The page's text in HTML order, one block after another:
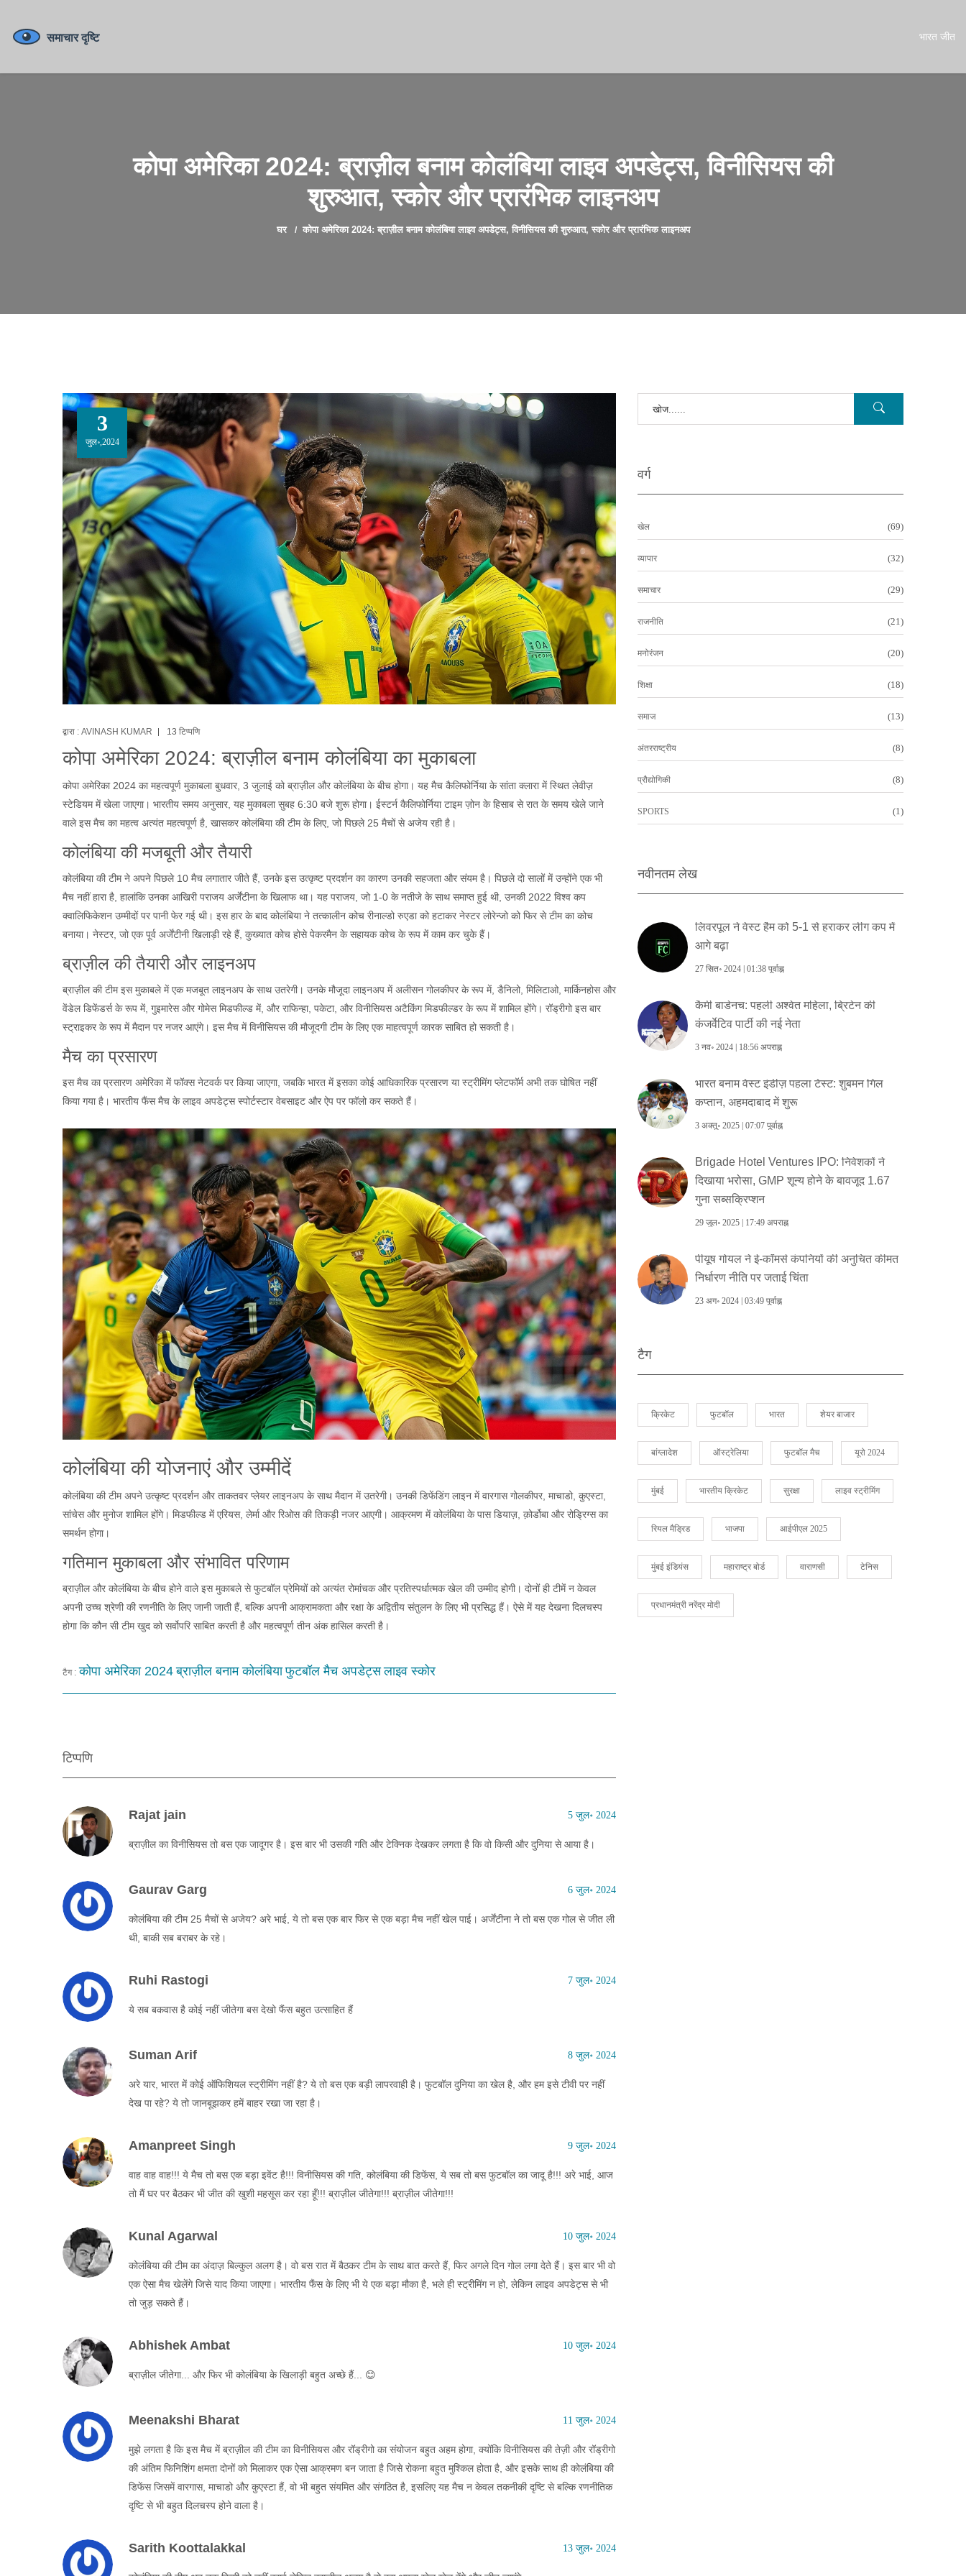
भारत जीत
कोपा अमेरिका 2024: ब्राज़ील बनाम कोलंबिया लाइव अपडेट्स, विनीसियस की
शुरुआत, स्कोर और प्रारंभिक लाइनअप
घर कोपा अमेरिका 2024: ब्राज़ील बनाम कोलंबिया लाइव अपडेट्स, विनीसियस की शुरुआत, स्कोर और प्रारंभिक लाइनअप
3
जुल॰,2024
द्वारा : AVINASH KUMAR 13 टिप्पणि
कोपा अमेरिका 2024: ब्राज़ील बनाम कोलंबिया का मुकाबला
कोपा अमेरिका 2024 का महत्वपूर्ण मुकाबला बुधवार, 3 जुलाई को ब्राज़ील और कोलंबिया के बीच होगा। यह मैच कैलिफोर्निया के सांता क्लारा में स्थित लेवीज़
स्टेडियम में खेला जाएगा। भारतीय समय अनुसार, यह मुकाबला सुबह 6:30 बजे शुरू होगा। ईस्टर्न कैलिफोर्निया टाइम ज़ोन के हिसाब से रात के समय खेले जाने
वाले इस मैच का महत्व अत्यंत महत्वपूर्ण है, खासकर कोलंबिया की टीम के लिए, जो पिछले 25 मैचों से अजेय रही है।
कोलंबिया की मजबूती और तैयारी
कोलंबिया की टीम ने अपने पिछले 10 मैच लगातार जीते हैं, उनके इस उत्कृष्ट प्रदर्शन का कारण उनकी सहजता और संयम है। पिछले दो सालों में उन्होंने एक भी
मैच नहीं हारा है, हालांकि उनका आखिरी पराजय अर्जेंटीना के खिलाफ था। यह पराजय, जो 1-0 के नतीजे के साथ समाप्त हुई थी, उनकी 2022 विश्व कप
क्वालिफिकेशन उम्मीदों पर पानी फेर गई थी। इस हार के बाद कोलंबिया ने तत्कालीन कोच रीनाल्डो रुएडा को हटाकर नेस्टर लोरेन्जो को फिर से टीम का कोच
बनाया। नेस्टर, जो एक पूर्व अर्जेंटीनी खिलाड़ी रहे हैं, कुख्यात कोच होसे पेकरमैन के सहायक कोच के रूप में काम कर चुके हैं।
ब्राज़ील की तैयारी और लाइनअप
ब्राज़ील की टीम इस मुकाबले में एक मजबूत लाइनअप के साथ उतरेगी। उनके मौजूदा लाइनअप में अलीसन गोलकीपर के रूप में, डैनिलो, मिलिटाओ, मार्किनहोस और
वेंडेल डिफेंडर्स के रूप में, गुइमारेस और गोमेस मिडफील्ड में, और राफिन्हा, पकेटा, और विनीसियस अटैकिंग मिडफील्डर के रूप में शामिल होंगे। रॉड्रीगो इस बार
स्ट्राइकर के रूप में मैदान पर नजर आएंगे। इस मैच में विनीसियस की मौजूदगी टीम के लिए एक माहत्वपूर्ण कारक साबित हो सकती है।
मैच का प्रसारण
इस मैच का प्रसारण अमेरिका में फॉक्स नेटवर्क पर किया जाएगा, जबकि भारत में इसका कोई आधिकारिक प्रसारण या स्ट्रीमिंग प्लेटफॉर्म अभी तक घोषित नहीं
किया गया है। भारतीय फैंस मैच के लाइव अपडेट्स स्पोर्टस्टार वेबसाइट और ऐप पर फॉलो कर सकते हैं।
कोलंबिया की योजनाएं और उम्मीदें
कोलंबिया की टीम अपने उत्कृष्ट प्रदर्शन और ताकतवर प्लेयर लाइनअप के साथ मैदान में उतरेगी। उनकी डिफेंडिंग लाइन में वारगास गोलकीपर, माचाडो, कुएस्टा,
सांचेस और मुनोज शामिल होंगे। मिडफील्ड में एरियस, लेर्मा और रिओस की तिकड़ी नजर आएगी। आक्रमण में कोलंबिया के पास डियाज़, क़ोर्डोबा और रोड्रिग्स का
समर्थन होगा।
गतिमान मुकाबला और संभावित परिणाम
ब्राज़ील और कोलंबिया के बीच होने वाले इस मुकाबले से फुटबॉल प्रेमियों को अत्यंत रोमांचक और प्रतिस्पर्धात्मक खेल की उम्मीद होगी। दोनों ही टीमें न केवल
अपनी उच्च श्रेणी की रणनीति के लिए जानी जाती हैं, बल्कि अपनी आक्रामकता और रक्षा के अद्वितीय संतुलन के लिए भी प्रसिद्ध हैं। ऐसे में यह देखना दिलचस्प
होगा कि कौन सी टीम खुद को सर्वोपरि साबित करती है और महत्वपूर्ण तीन अंक हासिल करती है।
टैग : कोपा अमेरिका 2024 ब्राज़ील बनाम कोलंबिया फुटबॉल मैच अपडेट्स लाइव स्कोर
टिप्पणि
Rajat jain 5 जुल॰ 2024
ब्राज़ील का विनीसियस तो बस एक जादूगर है। इस बार भी उसकी गति और टेक्निक देखकर लगता है कि वो किसी और दुनिया से आया है।
Gaurav Garg 6 जुल॰ 2024
कोलंबिया की टीम 25 मैचों से अजेय? अरे भाई, ये तो बस एक बार फिर से एक बड़ा मैच नहीं खेल पाई। अर्जेंटीना ने तो बस एक गोल से जीत ली
थी, बाकी सब बराबर के रहे।
Ruhi Rastogi 7 जुल॰ 2024
ये सब बकवास है कोई नहीं जीतेगा बस देखो फैंस बहुत उत्साहित हैं
Suman Arif 8 जुल॰ 2024
अरे यार, भारत में कोई ऑफिशियल स्ट्रीमिंग नहीं है? ये तो बस एक बड़ी लापरवाही है। फुटबॉल दुनिया का खेल है, और हम इसे टीवी पर नहीं
देख पा रहे? ये तो जानबूझकर हमें बाहर रखा जा रहा है।
Amanpreet Singh 9 जुल॰ 2024
वाह वाह वाह!!! ये मैच तो बस एक बड़ा इवेंट है!!! विनीसियस की गति, कोलंबिया की डिफेंस, ये सब तो बस फुटबॉल का जादू है!!! अरे भाई, आज
तो मैं घर पर बैठकर भी जीत की खुशी महसूस कर रहा हूँ!!! ब्राज़ील जीतेगा!!! ब्राज़ील जीतेगा!!!
Kunal Agarwal 10 जुल॰ 2024
कोलंबिया की टीम का अंदाज़ बिल्कुल अलग है। वो बस रात में बैठकर टीम के साथ बात करते हैं, फिर अगले दिन गोल लगा देते हैं। इस बार भी वो
एक ऐसा मैच खेलेंगे जिसे याद किया जाएगा। भारतीय फैंस के लिए भी ये एक बड़ा मौका है, भले ही स्ट्रीमिंग न हो, लेकिन लाइव अपडेट्स से भी
तो जुड़ सकते हैं।
Abhishek Ambat 10 जुल॰ 2024
ब्राज़ील जीतेगा... और फिर भी कोलंबिया के खिलाड़ी बहुत अच्छे हैं... 😊
Meenakshi Bharat 11 जुल॰ 2024
मुझे लगता है कि इस मैच में ब्राज़ील की टीम का विनीसियस और रॉड्रीगो का संयोजन बहुत अहम होगा, क्योंकि विनीसियस की तेज़ी और रॉड्रीगो
की अंतिम फिनिशिंग क्षमता दोनों को मिलाकर एक ऐसा आक्रमण बन जाता है जिसे रोकना बहुत मुश्किल होता है, और इसके साथ ही कोलंबिया की
डिफेंस जिसमें वारगास, माचाडो और कुएस्टा हैं, वो भी बहुत संयमित और संगठित है, इसलिए यह मैच न केवल तकनीकी दृष्टि से बल्कि रणनीतिक
दृष्टि से भी बहुत दिलचस्प होने वाला है।
Sarith Koottalakkal 13 जुल॰ 2024
वर्ग
खेल (69)
व्यापार (32)
समाचार (29)
राजनीति (21)
मनोरंजन (20)
शिक्षा (18)
समाज (13)
अंतरराष्ट्रीय (8)
प्रौद्योगिकी (8)
SPORTS (1)
नवीनतम लेख
लिवरपूल ने वेस्ट हैम को 5-1 से हराकर लीग कप में
आगे बढ़ा
27 सित॰ 2024 | 01:38 पूर्वाह्न
कैमी बाडेनच: पहली अश्वेत महिला, ब्रिटेन की
कंजर्वेटिव पार्टी की नई नेता
3 नव॰ 2024 | 18:56 अपराह्न
भारत बनाम वेस्ट इंडीज़ पहला टेस्ट: शुबमन गिल
कप्तान, अहमदाबाद में शुरू
3 अक्तू॰ 2025 | 07:07 पूर्वाह्न
Brigade Hotel Ventures IPO: निवेशकों ने
दिखाया भरोसा, GMP शून्य होने के बावजूद 1.67
गुना सब्सक्रिप्शन
29 जुल॰ 2025 | 17:49 अपराह्न
पीयूष गोयल ने ई-कॉमर्स कंपनियों की अनुचित कीमत
निर्धारण नीति पर जताई चिंता
23 अग॰ 2024 | 03:49 पूर्वाह्न
टैग
क्रिकेट फुटबॉल भारत शेयर बाजार
बांग्लादेश ऑस्ट्रेलिया फुटबॉल मैच यूरो 2024
मुंबई भारतीय क्रिकेट सुरक्षा लाइव स्ट्रीमिंग
रियल मैड्रिड भाजपा आईपीएल 2025
मुंबई इंडियंस महाराष्ट्र बोर्ड वाराणसी टेनिस
प्रधानमंत्री नरेंद्र मोदी